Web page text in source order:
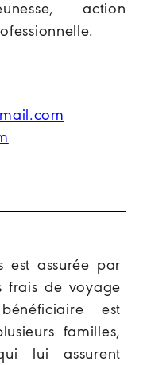
action
est assurée par
frais de voyage
est
familles,
lui assurent